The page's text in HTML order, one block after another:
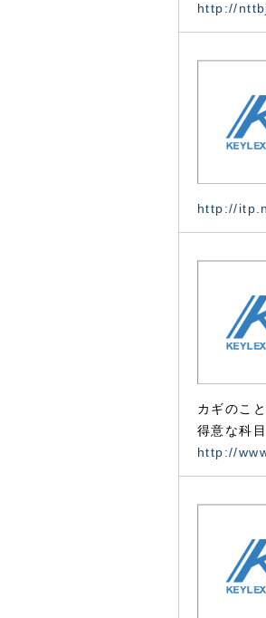
http://
http://
カギのこ
得意な科
http://